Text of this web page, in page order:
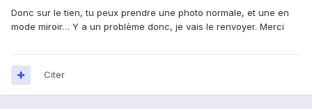
Donc sur le tien, tu peux prendre une photo normale, et une en
mode miroir… Y a un problème donc, je vais le renvoyer. Merci
Citer